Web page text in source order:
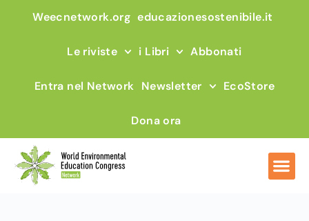
Weecnetwork.org educazionesostenibile.it
Le riviste i Libri Abbonati
Entra nel Network Newsletter EcoStore
Dona ora